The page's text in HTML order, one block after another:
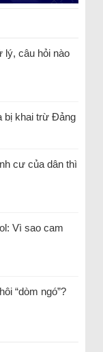
lý, câu hỏi nào
bị khai trừ Đảng
cư của dân thì
Vì sao cam
“dòm ngó”?